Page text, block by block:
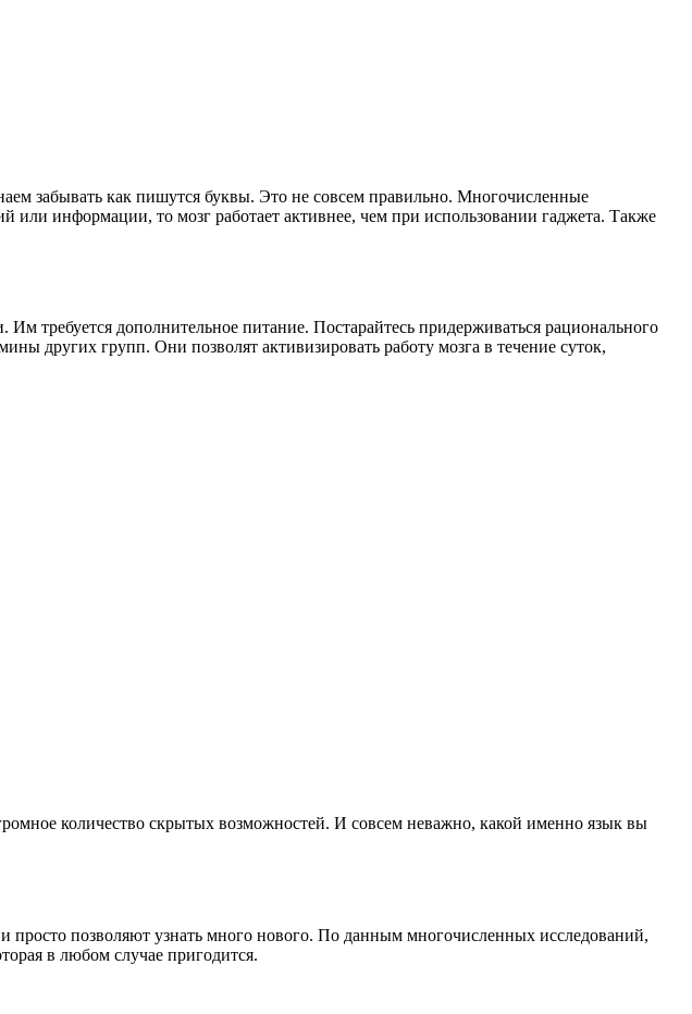
забывать как пишутся буквы. Это не совсем правильно. Многочисленные
информации, то мозг работает активнее, чем при использовании гаджета. Также
требуется дополнительное питание. Постарайтесь придерживаться рационального
других групп. Они позволят активизировать работу мозга в течение суток,
количество скрытых возможностей. И совсем неважно, какой именно язык вы
просто позволяют узнать много нового. По данным многочисленных исследований,
в любом случае пригодится.